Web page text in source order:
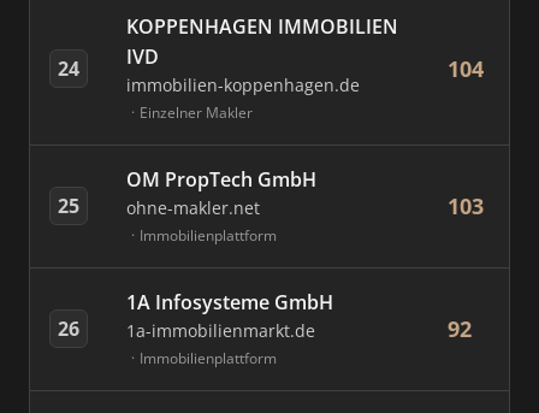
24
KOPPENHAGEN IMMOBILIEN
IVD
immobilien-koppenhagen.de
Einzelner Makler
104
25
OM PropTech GmbH
ohne-makler.net
Immobilienplattform
103
26
1A Infosysteme GmbH
1a-immobilienmarkt.de
Immobilienplattform
92